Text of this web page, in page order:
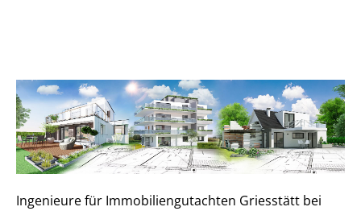
Ingenieure für Im­mo­bi­li­en­gut­ach­ten Griesstätt bei